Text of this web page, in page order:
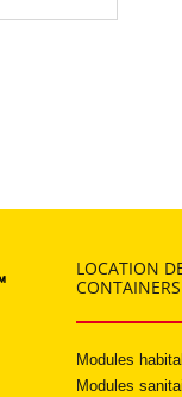
LOCATION
CONTAINERS
Modules
Modules